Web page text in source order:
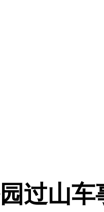
过山